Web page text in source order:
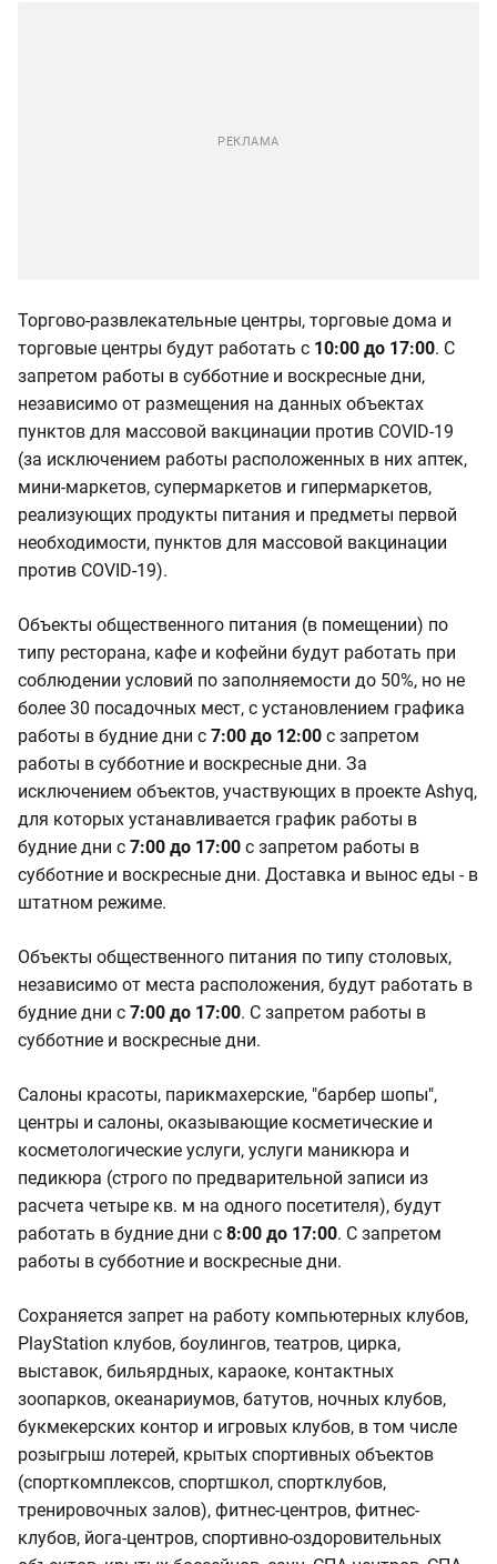
Торгово-развлекательные центры, торговые дома и
торговые центры будут работать с 10:00 до 17:00. С
запретом работы в субботние и воскресные дни,
независимо от размещения на данных объектах
пунктов для массовой вакцинации против COVID-19
(за исключением работы расположенных в них аптек,
мини-маркетов, супермаркетов и гипермаркетов,
реализующих продукты питания и предметы первой
необходимости, пунктов для массовой вакцинации
против COVID-19).
Объекты общественного питания (в помещении) по
типу ресторана, кафе и кофейни будут работать при
соблюдении условий по заполняемости до 50%, но не
более 30 посадочных мест, с установлением графика
работы в будние дни с 7:00 до 12:00 с запретом
работы в субботние и воскресные дни. За
исключением объектов, участвующих в проекте Ashyq,
для которых устанавливается график работы в
будние дни с 7:00 до 17:00 с запретом работы в
субботние и воскресные дни. Доставка и вынос еды - в
штатном режиме.
Объекты общественного питания по типу столовых,
независимо от места расположения, будут работать в
будние дни с 7:00 до 17:00. С запретом работы в
субботние и воскресные дни.
Салоны красоты, парикмахерские, "барбер шопы",
центры и салоны, оказывающие косметические и
косметологические услуги, услуги маникюра и
педикюра (строго по предварительной записи из
расчета четыре кв. м на одного посетителя), будут
работать в будние дни с 8:00 до 17:00. С запретом
работы в субботние и воскресные дни.
Сохраняется запрет на работу компьютерных клубов,
PlayStation клубов, боулингов, театров, цирка,
выставок, бильярдных, караоке, контактных
зоопарков, океанариумов, батутов, ночных клубов,
букмекерских контор и игровых клубов, в том числе
розыгрыш лотерей, крытых спортивных объектов
(спорткомплексов, спортшкол, спортклубов,
тренировочных залов), фитнес-центров, фитнес-
клубов, йога-центров, спортивно-оздоровительных